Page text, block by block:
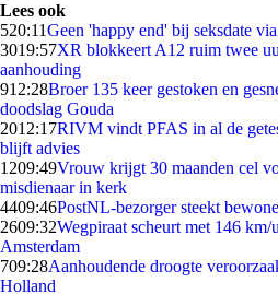
Lees ook
520:11Geen 'happy end' bij seksdate
3019:57XR blokkeert A12 ruim twee
aanhouding
912:28Broer 135 keer gestoken en
doodslag Gouda
2012:17RIVM vindt PFAS in al de
blijft advies
1209:49Vrouw krijgt 30 maanden cel
misdienaar in kerk
4409:46PostNL-bezorger steekt
2609:32Wegpiraat scheurt met 146 km/
Amsterdam
709:28Aanhoudende droogte
Holland